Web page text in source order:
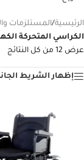
الرئيسية/المستلزمات
الكراسي المتحركة
عرض ⁦12⁩ من كل النتائج
إظهار الشريط